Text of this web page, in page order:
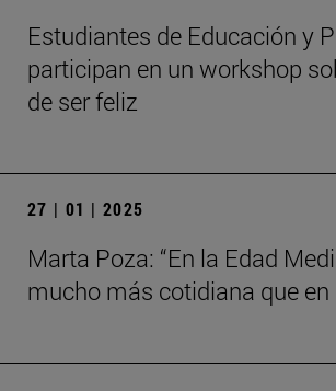
Estudiantes de Educación y
participan en un workshop
de ser feliz
27 | 01 | 2025
Marta Poza: “En la Edad
mucho más cotidiana que en